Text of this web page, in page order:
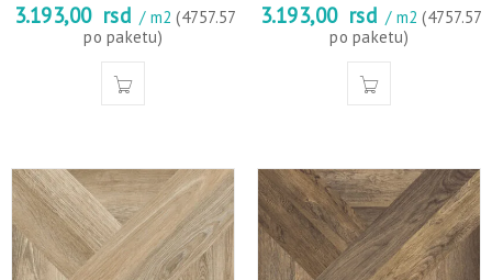
3.193,00 rsd / m2(4757.57
po paketu)
3.193,00 rsd / m2(4757.57
po paketu)